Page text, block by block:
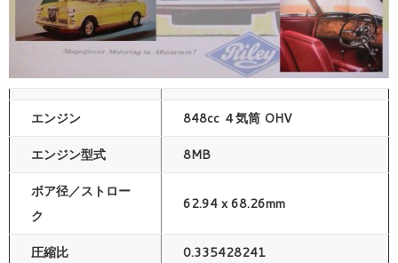
エンジン 848cc ４気筒 OHV
エンジン型式 8MB
ボア径／ストロー
ク
62.94 x 68.26mm
圧縮比 0.335428241